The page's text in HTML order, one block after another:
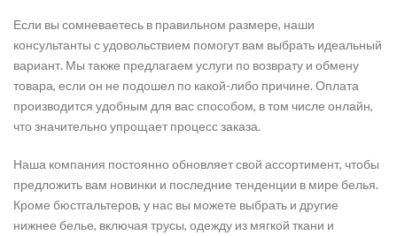
Если вы сомневаетесь в правильном размере, наши
консультанты с удовольствием помогут вам выбрать идеальный
вариант. Мы также предлагаем услуги по возврату и обмену
товара, если он не подошел по какой-либо причине. Оплата
производится удобным для вас способом, в том числе онлайн,
что значительно упрощает процесс заказа.
Наша компания постоянно обновляет свой ассортимент, чтобы
предложить вам новинки и последние тенденции в мире белья.
Кроме бюстгальтеров, у нас вы можете выбрать и другие
нижнее белье, включая трусы, одежду из мягкой ткани и